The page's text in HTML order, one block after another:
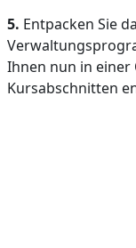
5. Entpacken Sie
Ihnen nun in
Kursabschnitten